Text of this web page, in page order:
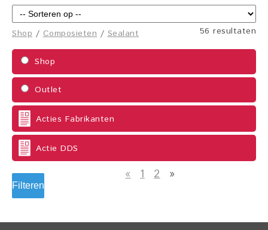
56 resultaten
Shop /Composieten /Sealant
Shop
Outlet
Acties Fabrikanten
Actie DDS
Filteren
« 1 2 »